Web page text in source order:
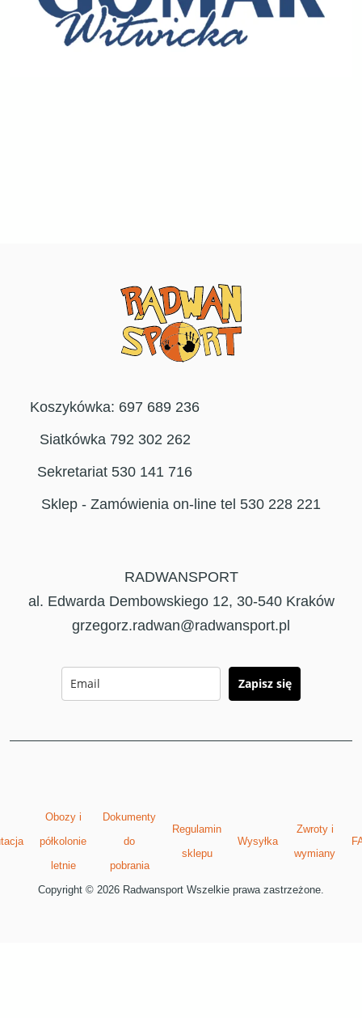
Koszykówka: 697 689 236
Siatkówka 792 302 262
Sekretariat 530 141 716
Sklep - Zamówienia on-line tel 530 228 221
RADWANSPORT
al. Edwarda Dembowskiego 12, 30-540 Kraków
grzegorz.radwan@radwansport.pl
Zapisz się
Obozy i
półkolonie
letnie
Dokumenty
do
pobrania
Regulamin
sklepu
Wysyłka
Zwroty i
wymiany
Copyright © 2026 Radwansport Wszelkie prawa zastrzeżone.